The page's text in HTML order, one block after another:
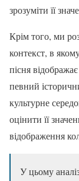
зрозуміти її
Крім того, ми
контекст, в
пісня
певний
культурне
оцінити її
відображення
У цьому